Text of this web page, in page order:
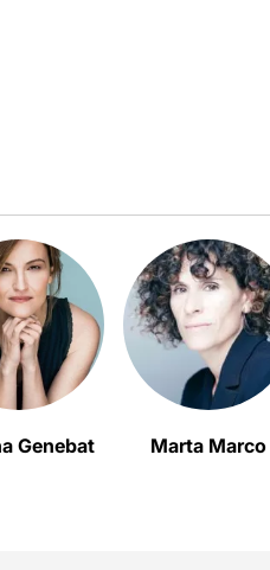
Genebat Marta Marco